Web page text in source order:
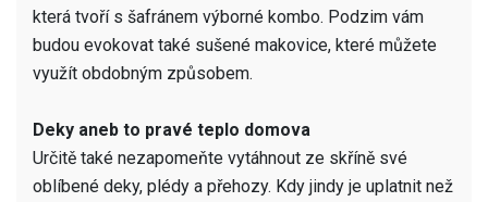
která tvoří s šafránem výborné kombo. Podzim vám
budou evokovat také sušené makovice, které můžete
využít obdobným způsobem.
Deky aneb to pravé teplo domova
Určitě také nezapomeňte vytáhnout ze skříně své
oblíbené deky, plédy a přehozy. Kdy jindy je uplatnit než